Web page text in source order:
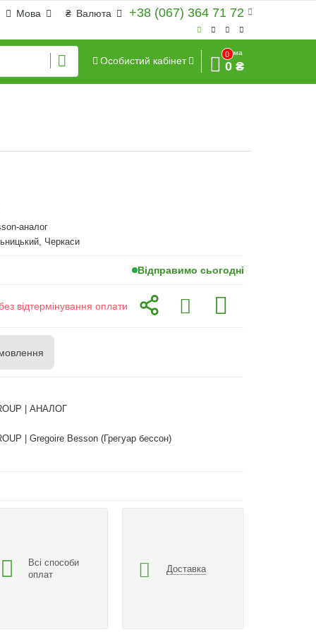
+38 (067) 364 71 72
₴ Валюта
Мова
Особистий кабінет
0
Сума
0 ₴
аналог
Черкаси
Відправимо сьогодні
відтермінування оплати
| АНАЛОГ
| Gregoire Besson (Грегуар бессон)
Всі способи
оплат
Доставка